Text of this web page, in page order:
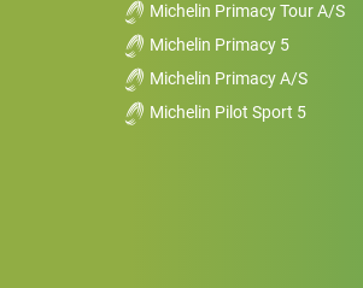
Michelin Primacy Tour A/S
Michelin Primacy 5
Michelin Primacy A/S
Michelin Pilot Sport 5